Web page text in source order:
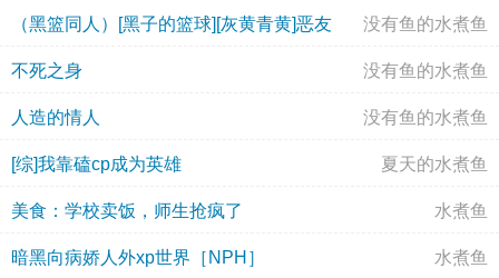
（黑篮同人）[黑子的篮球][灰黄青黄]恶友 没有鱼的水煮鱼
不死之身 没有鱼的水煮鱼
人造的情人 没有鱼的水煮鱼
[综]我靠磕cp成为英雄 夏天的水煮鱼
美食：学校卖饭，师生抢疯了 水煮鱼
暗黑向病娇人外xp世界［NPH］ 水煮鱼